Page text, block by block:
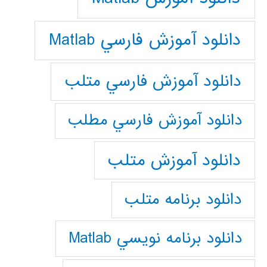
دانلود آموزش فارسي Matlab
دانلود آموزش فارسي متلب
دانلود آموزش فارسي مطلب
دانلود آموزش متلب
دانلود برنامه متلب
دانلود برنامه نويسي Matlab